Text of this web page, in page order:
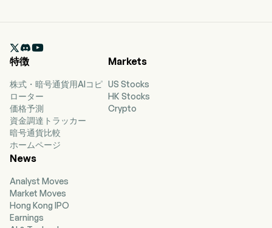

特徴
株式・暗号通貨用AIコピ
ローター
価格予測
資金調達トラッカー
暗号通貨比較
ホームページ
Markets
US Stocks
HK Stocks
Crypto
News
Analyst Moves
Market Moves
Hong Kong IPO
Earnings